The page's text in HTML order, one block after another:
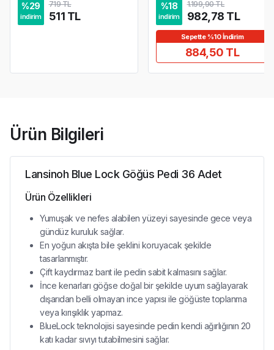
%29
indirim
719 TL
511 TL
%18
indirim
1.199,90 TL
982,78 TL
Sepette %10 İndirim
884,50 TL
Ürün Bilgileri
Lansinoh Blue Lock Göğüs Pedi 36 Adet
Ürün Özellikleri
Yumuşak ve nefes alabilen yüzeyi sayesinde gece veya
gündüz kuruluk sağlar.
En yoğun akışta bile şeklini koruyacak şekilde
tasarlanmıştır.
Çift kaydırmaz bant ile pedin sabit kalmasını sağlar.
İnce kenarları göğse doğal bir şekilde uyum sağlayarak
dışarıdan belli olmayan ince yapısı ile göğüste toplanma
veya kırışıklık yapmaz.
BlueLock teknolojisi sayesinde pedin kendi ağırlığının 20
katı kadar sıvıyı tutabilmesini sağlar.